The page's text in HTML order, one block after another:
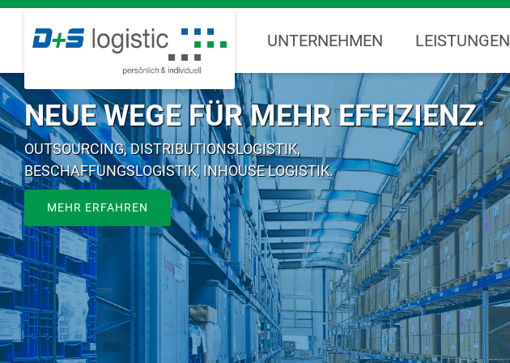
UNTERNEHMEN LEISTUNGEN
NEUE WEGE FÜR MEHR EFFIZIENZ.
OUTSOURCING, DISTRIBUTIONSLOGISTIK,
BESCHAFFUNGSLOGISTIK, INHOUSE LOGISTIK.
MEHR ERFAHREN